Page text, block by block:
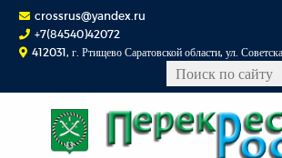
crossrus@yandex.ru
+7(84540)42072
412031, г. Ртищево Саратовской области, ул.